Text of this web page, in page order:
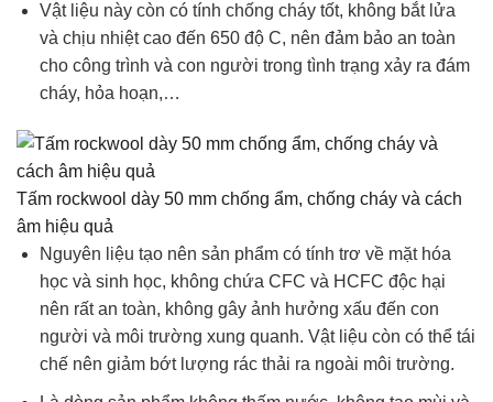
Vật liệu này còn có tính chống cháy tốt, không bắt lửa
và chịu nhiệt cao đến 650 độ C, nên đảm bảo an toàn
cho công trình và con người trong tình trạng xảy ra đám
cháy, hỏa hoạn,…
Tấm rockwool dày 50 mm chống ẩm, chống cháy và cách
âm hiệu quả
Nguyên liệu tạo nên sản phẩm có tính trơ về mặt hóa
học và sinh học, không chứa CFC và HCFC độc hại
nên rất an toàn, không gây ảnh hưởng xấu đến con
người và môi trường xung quanh. Vật liệu còn có thể tái
chế nên giảm bớt lượng rác thải ra ngoài môi trường.